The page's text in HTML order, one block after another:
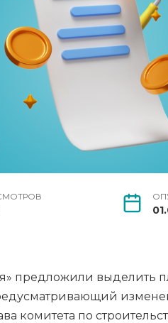
предложили выделить
комитета по